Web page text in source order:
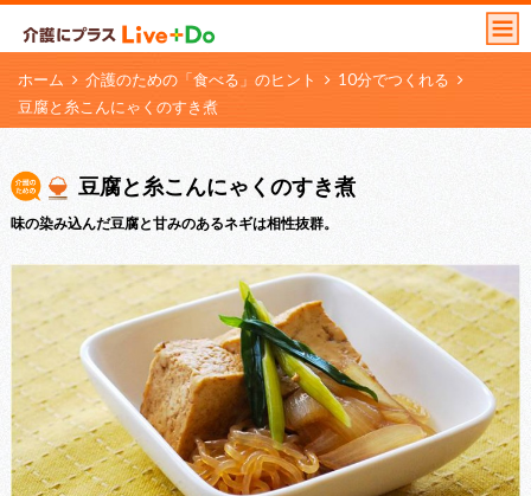
ホーム 介護のための「食べる」のヒント
10分でつくれる
豆腐と糸こんにゃくのすき煮
豆腐と糸こんにゃくのすき煮
味の染み込んだ豆腐と甘みのあるネギは相性抜群。